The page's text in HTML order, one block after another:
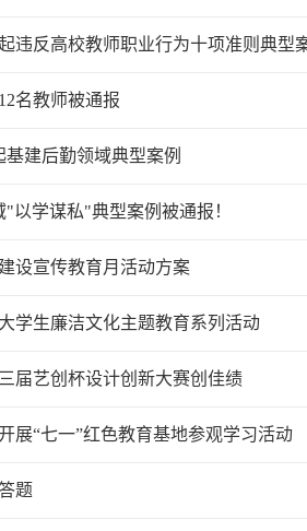
违反高校教师职业行为十项准则典型
名教师被通报
基建后勤领域典型案例
以学谋私"典型案例被通报！
设宣传教育月活动方案
学生廉洁文化主题教育系列活动
届艺创杯设计创新大赛创佳绩
展“七一”红色教育基地参观学习活动
题